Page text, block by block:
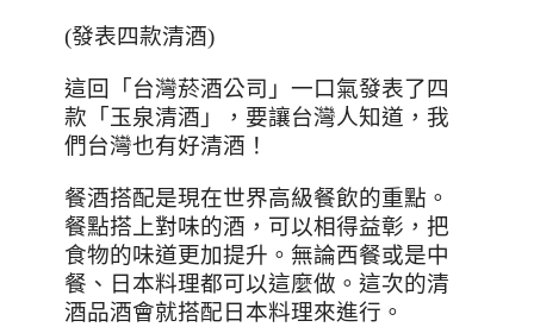
(發表四款清酒)
這回「台灣菸酒公司」一口氣發表了四
款「玉泉清酒」，要讓台灣人知道，我
們台灣也有好清酒！
餐酒搭配是現在世界高級餐飲的重點。
餐點搭上對味的酒，可以相得益彰，把
食物的味道更加提升。無論西餐或是中
餐、日本料理都可以這麼做。這次的清
酒品酒會就搭配日本料理來進行。